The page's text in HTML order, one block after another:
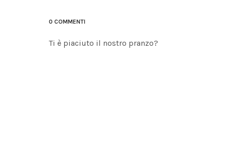
0 COMMENTI
Ti è piaciuto il nostro pranzo?